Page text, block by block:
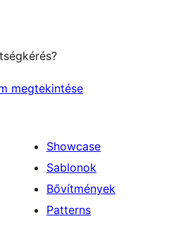
megtekintése
Showcase
Sablonok
Bővítmények
Patterns